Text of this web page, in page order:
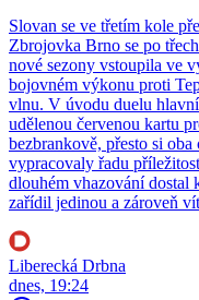
Slovan se ve třetím kole
Zbrojovka Brno se po
nové sezony vstoupila ve
bojovném výkonu proti
vlnu. V úvodu duelu
udělenou červenou kartu
bezbrankově, přesto si
vypracovaly řadu
dlouhém vhazování dostal
zařídil jedinou a zároveň
Liberecká Drbna
dnes, 19:24